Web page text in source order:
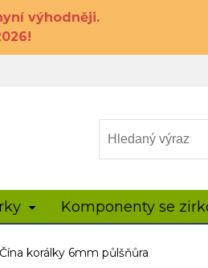
výhodněji.
Komponenty se
korálky 6mm půlšňůra